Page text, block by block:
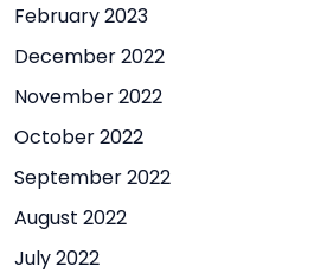
February 2023
December 2022
November 2022
October 2022
September 2022
August 2022
July 2022